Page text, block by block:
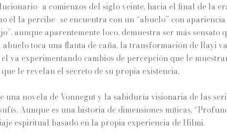
a comienzos del siglo veinte, hacia el final de la
la percibe- se encuentra con un “abuelo” con
aunque aparentemente loco, demuestra ser más
toca una flauta de caña, la transformación de Rayi
va experimentando cambios de percepción que le
le revelan el secreto de su propia existencia.
novela de Vonnegut y la sabiduría visionaria de las
Aunque es una historia de dimensiones míticas,
espiritual basado en la propia experiencia de Hilmi.